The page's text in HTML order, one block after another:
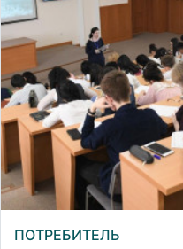
ПОТРЕБИТЕЛЬ